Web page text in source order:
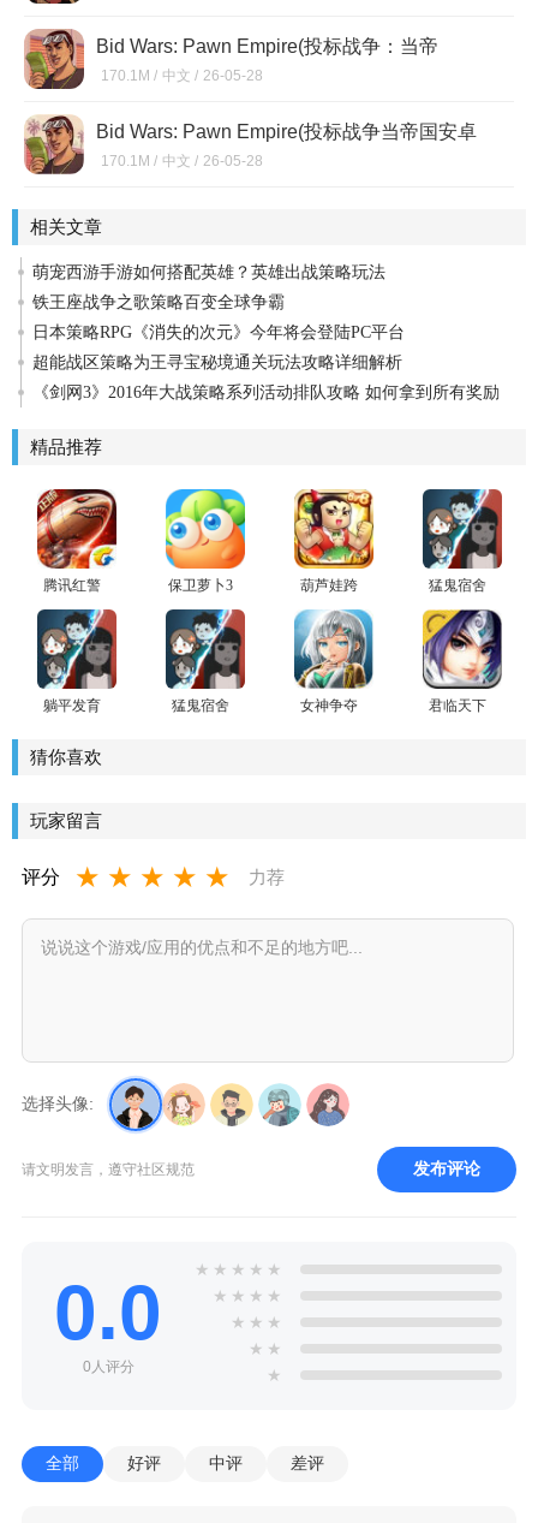
Bid Wars: Pawn Empire(投标战争：当帝
国)2.36
170.1M / 中文 / 26-05-28
Bid Wars: Pawn Empire(投标战争当帝国安卓
中文版)v2.36
170.1M / 中文 / 26-05-28
相关文章
萌宠西游手游如何搭配英雄？英雄出战策略玩法
铁王座战争之歌策略百变全球争霸
日本策略RPG《消失的次元》今年将会登陆PC平台
超能战区策略为王寻宝秘境通关玩法攻略详细解析
《剑网3》2016年大战策略系列活动排队攻略 如何拿到所有奖励
精品推荐
腾讯红警
OL游戏
保卫萝卜3
游戏正版
葫芦娃跨
服版
猛鬼宿舍
魔改版(躺
平发育养
👻版)
躺平发育
版
猛鬼宿舍
女神争夺
君临天下
猜你喜欢
玩家留言
评分 ★ ★ ★ ★ ★ 力荐
选择头像:
请文明发言，遵守社区规范 发布评论
0.0
0人评分
★ ★ ★ ★ ★
★ ★ ★ ★
★ ★ ★
★ ★
★
全部 好评 中评 差评